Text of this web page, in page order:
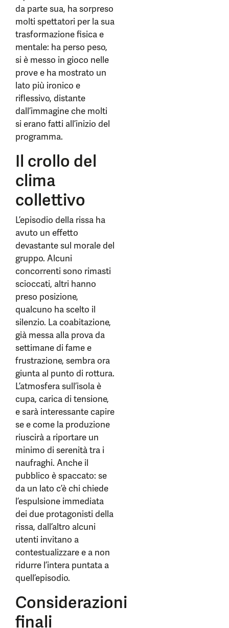
da parte sua, ha sorpreso
molti spettatori per la sua
trasformazione fisica e
mentale: ha perso peso,
si è messo in gioco nelle
prove e ha mostrato un
lato più ironico e
riflessivo, distante
dall’immagine che molti
si erano fatti all’inizio del
programma.
Il crollo del
clima
collettivo
L’episodio della rissa ha
avuto un effetto
devastante sul morale del
gruppo. Alcuni
concorrenti sono rimasti
scioccati, altri hanno
preso posizione,
qualcuno ha scelto il
silenzio. La coabitazione,
già messa alla prova da
settimane di fame e
frustrazione, sembra ora
giunta al punto di rottura.
L’atmosfera sull’isola è
cupa, carica di tensione,
e sarà interessante capire
se e come la produzione
riuscirà a riportare un
minimo di serenità tra i
naufraghi. Anche il
pubblico è spaccato: se
da un lato c’è chi chiede
l’espulsione immediata
dei due protagonisti della
rissa, dall’altro alcuni
utenti invitano a
contestualizzare e a non
ridurre l’intera puntata a
quell’episodio.
Considerazioni
finali